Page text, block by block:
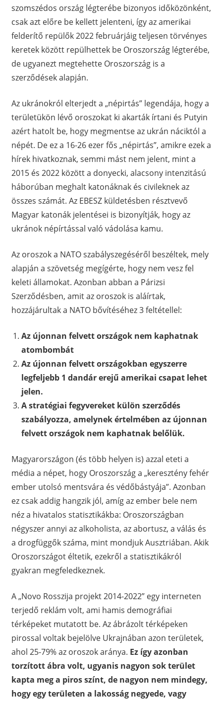
szomszédos ország légterébe bizonyos időközönként,
csak azt előre be kellett jelenteni, így az amerikai
felderítő repülők 2022 februárjáig teljesen törvényes
keretek között repülhettek be Oroszország légterébe,
de ugyanezt megtehette Oroszország is a
szerződések alapján.
Az ukránokról elterjedt a „népirtás” legendája, hogy a
területükön lévő oroszokat ki akarták írtani és Putyin
azért hatolt be, hogy megmentse az ukrán náciktól a
népét. De ez a 16-26 ezer fős „népirtás”, amikre ezek a
hírek hivatkoznak, semmi mást nem jelent, mint a
2015 és 2022 között a donyecki, alacsony intenzitású
háborúban meghalt katonáknak és civileknek az
összes számát. Az EBESZ küldetésben résztvevő
Magyar katonák jelentései is bizonyítják, hogy az
ukránok népírtással való vádolása kamu.
Az oroszok a NATO szabályszegéséről beszéltek, mely
alapján a szövetség megígérte, hogy nem vesz fel
keleti államokat. Azonban abban a Párizsi
Szerződésben, amit az oroszok is aláírtak,
hozzájárultak a NATO bővítéséhez 3 feltétellel:
Az újonnan felvett országok nem kaphatnak
atombombát
Az újonnan felvett országokban egyszerre
legfeljebb 1 dandár erejű amerikai csapat lehet
jelen.
A stratégiai fegyvereket külön szerződés
szabályozza, amelynek értelmében az újonnan
felvett országok nem kaphatnak belőlük.
Magyarországon (és több helyen is) azzal eteti a
média a népet, hogy Oroszország a „keresztény fehér
ember utolsó mentsvára és védőbástyája”. Azonban
ez csak addig hangzik jól, amíg az ember bele nem
néz a hivatalos statisztikákba: Oroszországban
négyszer annyi az alkoholista, az abortusz, a válás és
a drogfüggők száma, mint mondjuk Ausztriában. Akik
Oroszországot éltetik, ezekről a statisztikákról
gyakran megfeledkeznek.
A „Novo Rosszija projekt 2014-2022” egy interneten
terjedő reklám volt, ami hamis demográfiai
térképeket mutatott be. Az ábrázolt térképeken
pirossal voltak bejelölve Ukrajnában azon területek,
ahol 25-79% az oroszok aránya. Ez így azonban
torzított ábra volt, ugyanis nagyon sok terület
kapta meg a piros színt, de nagyon nem mindegy,
hogy egy területen a lakosság negyede, vagy